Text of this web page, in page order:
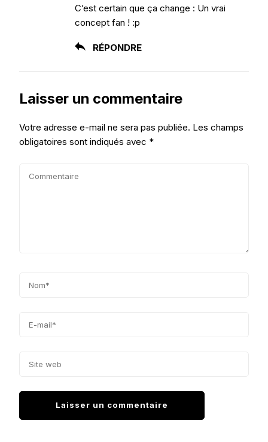
C’est certain que ça change : Un vrai
concept fan ! :p
RÉPONDRE
Laisser un commentaire
Votre adresse e-mail ne sera pas publiée. Les champs
obligatoires sont indiqués avec *